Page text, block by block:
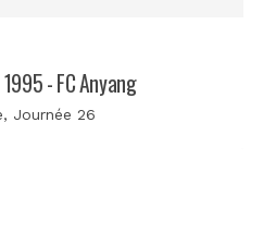
- FC Anyang
, Journée 26